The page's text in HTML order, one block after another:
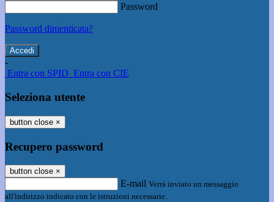
Password
Password dimenticata?
-
Entra con SPID Entra con CIE
Seleziona utente
button close ×
Recupero password
button close ×
E-mail Verrà inviato un messaggio
all'indirizzo indicato con le istruzioni necessarie.